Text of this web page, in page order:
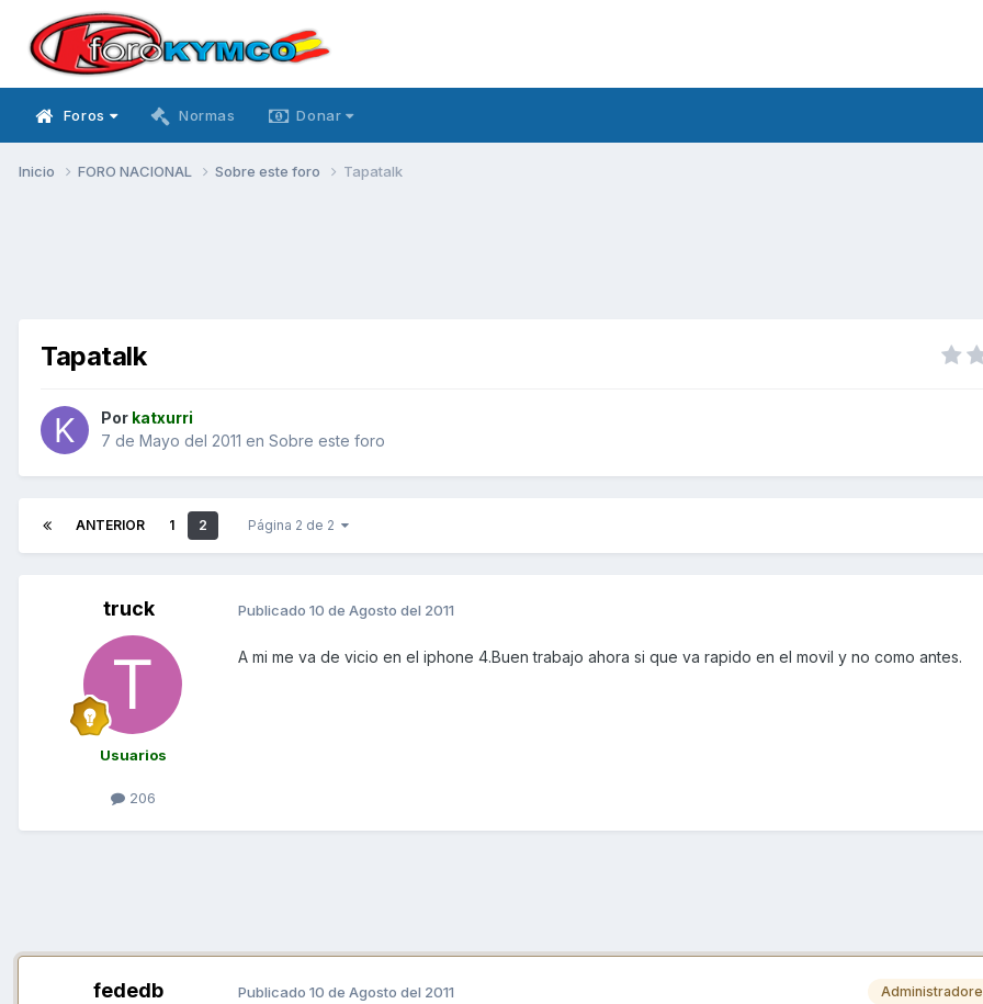
Foros Normas Donar
Inicio FORO NACIONAL Sobre este foro Tapatalk
Tapatalk
Por katxurri
7 de Mayo del 2011 en Sobre este foro
ANTERIOR 1 2 Página 2 de 2
truck
Usuarios
206
Publicado 10 de Agosto del 2011
A mi me va de vicio en el iphone 4.Buen trabajo ahora si que va rapido en el movil y no como antes.
fededb Publicado 10 de Agosto del 2011